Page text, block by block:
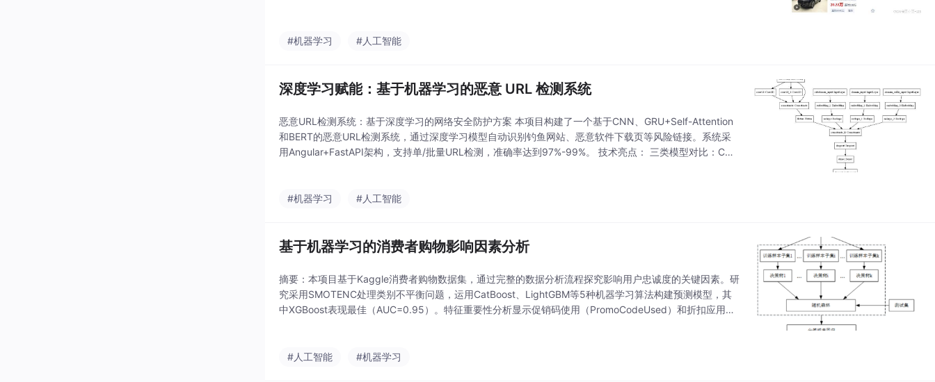
#机器学习 #人工智能
深度学习赋能：基于机器学习的恶意 URL 检测系统
恶意URL检测系统：基于深度学习的网络安全防护方案 本项目构建了一个基于CNN、GRU+Self-Attention
和BERT的恶意URL检测系统，通过深度学习模型自动识别钓鱼网站、恶意软件下载页等风险链接。系统采
用Angular+FastAPI架构，支持单/批量URL检测，准确率达到97%-99%。 技术亮点： 三类模型对比：CN
#机器学习 #人工智能
基于机器学习的消费者购物影响因素分析
摘要：本项目基于Kaggle消费者购物数据集，通过完整的数据分析流程探究影响用户忠诚度的关键因素。研
究采用SMOTENC处理类别不平衡问题，运用CatBoost、LightGBM等5种机器学习算法构建预测模型，其
中XGBoost表现最佳（AUC=0.95）。特征重要性分析显示促销码使用（PromoCodeUsed）和折扣应用
#人工智能 #机器学习